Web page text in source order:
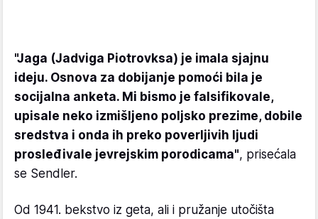
"Jaga (Jadviga Piotrovksa) je imala sjajnu
ideju. Osnova za dobijanje pomoći bila je
socijalna anketa. Mi bismo je falsifikovale,
upisale neko izmišljeno poljsko prezime, dobile
sredstva i onda ih preko poverljivih ljudi
prosleđivale jevrejskim porodicama", prisećala
se Sendler.
Od 1941. bekstvo iz geta, ali i pružanje utočišta